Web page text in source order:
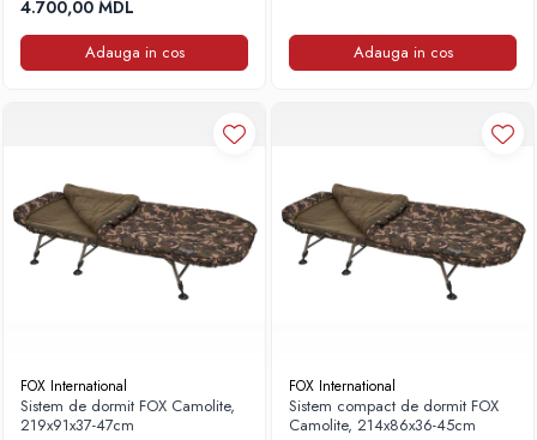
4.700,00 MDL
Adauga in cos Adauga in cos
FOX International
Sistem de dormit FOX Camolite,
219x91x37-47cm
FOX International
Sistem compact de dormit FOX
Camolite, 214x86x36-45cm